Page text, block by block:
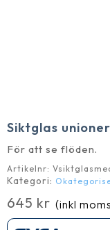
Siktglas
För att se flöden.
Artikelnr:
Kategori:
645 kr (inkl